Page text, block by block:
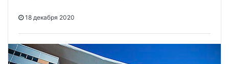
18 декабря 2020